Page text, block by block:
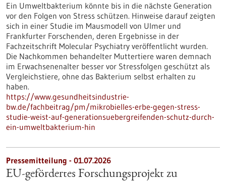
Ein Umweltbakterium könnte bis in die nächste Generation
vor den Folgen von Stress schützen. Hinweise darauf zeigten
sich in einer Studie im Mausmodell von Ulmer und
Frankfurter Forschenden, deren Ergebnisse in der
Fachzeitschrift Molecular Psychiatry veröffentlicht wurden.
Die Nachkommen behandelter Muttertiere waren demnach
im Erwachsenenalter besser vor Stressfolgen geschützt als
Vergleichstiere, ohne das Bakterium selbst erhalten zu
haben.
https://www.gesundheitsindustrie-
bw.de/fachbeitrag/pm/mikrobielles-erbe-gegen-stress-
studie-weist-auf-generationsuebergreifenden-schutz-durch-
ein-umweltbakterium-hin
Pressemitteilung - 01.07.2026
EU-gefördertes Forschungsprojekt zu